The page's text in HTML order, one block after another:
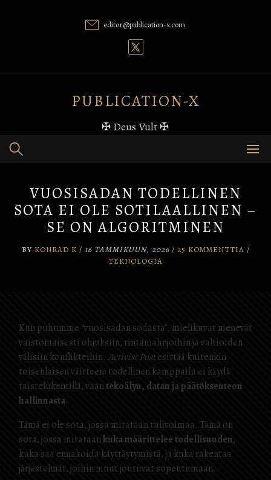
editor@publication-x.com
PUBLICATION-X
✠ Deus Vult ✠
VUOSISADAN TODELLINEN
SOTA EI OLE SOTILAALLINEN –
SE ON ALGORITMINEN
BY KONRAD K / 16 TAMMIKUUN, 2026/ 25 KOMMENTTIA /
TEKNOLOGIA
Kun puhumme “vuosisadan sodasta”, mielikuvat menevät
vaistomaisesti ohjuksiin, rintamalinjoihin ja valtioiden
välisiin konflikteihin. Activist Postesittää kuitenkin
toisenlaisen väitteen: todellinen kamppailu ei käydä
taistelukentillä, vaantekoälyn, datan ja päätöksenteon
hallinnasta.
Tämä ei ole sota, jossa mitataan tulivoimaa. Tämä on
sota, jossa mitataankuka määrittelee todellisuuden,
kuka saa ennakoida käyttäytymistä, ja kuka rakentaa
järjestelmät, joihin muut joutuvat sopeutumaan.